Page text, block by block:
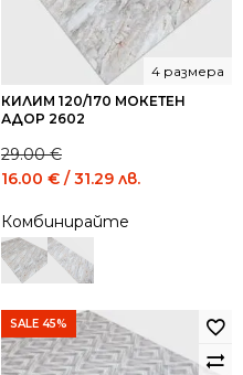
КИЛИМ 120/170 МОКЕТЕН
АДОР 2602
4 размера
29.00€
Original
was:
29.00 €
лв..
16.00 € / 31.29 лв.
Комбинирайте
SALE 45%